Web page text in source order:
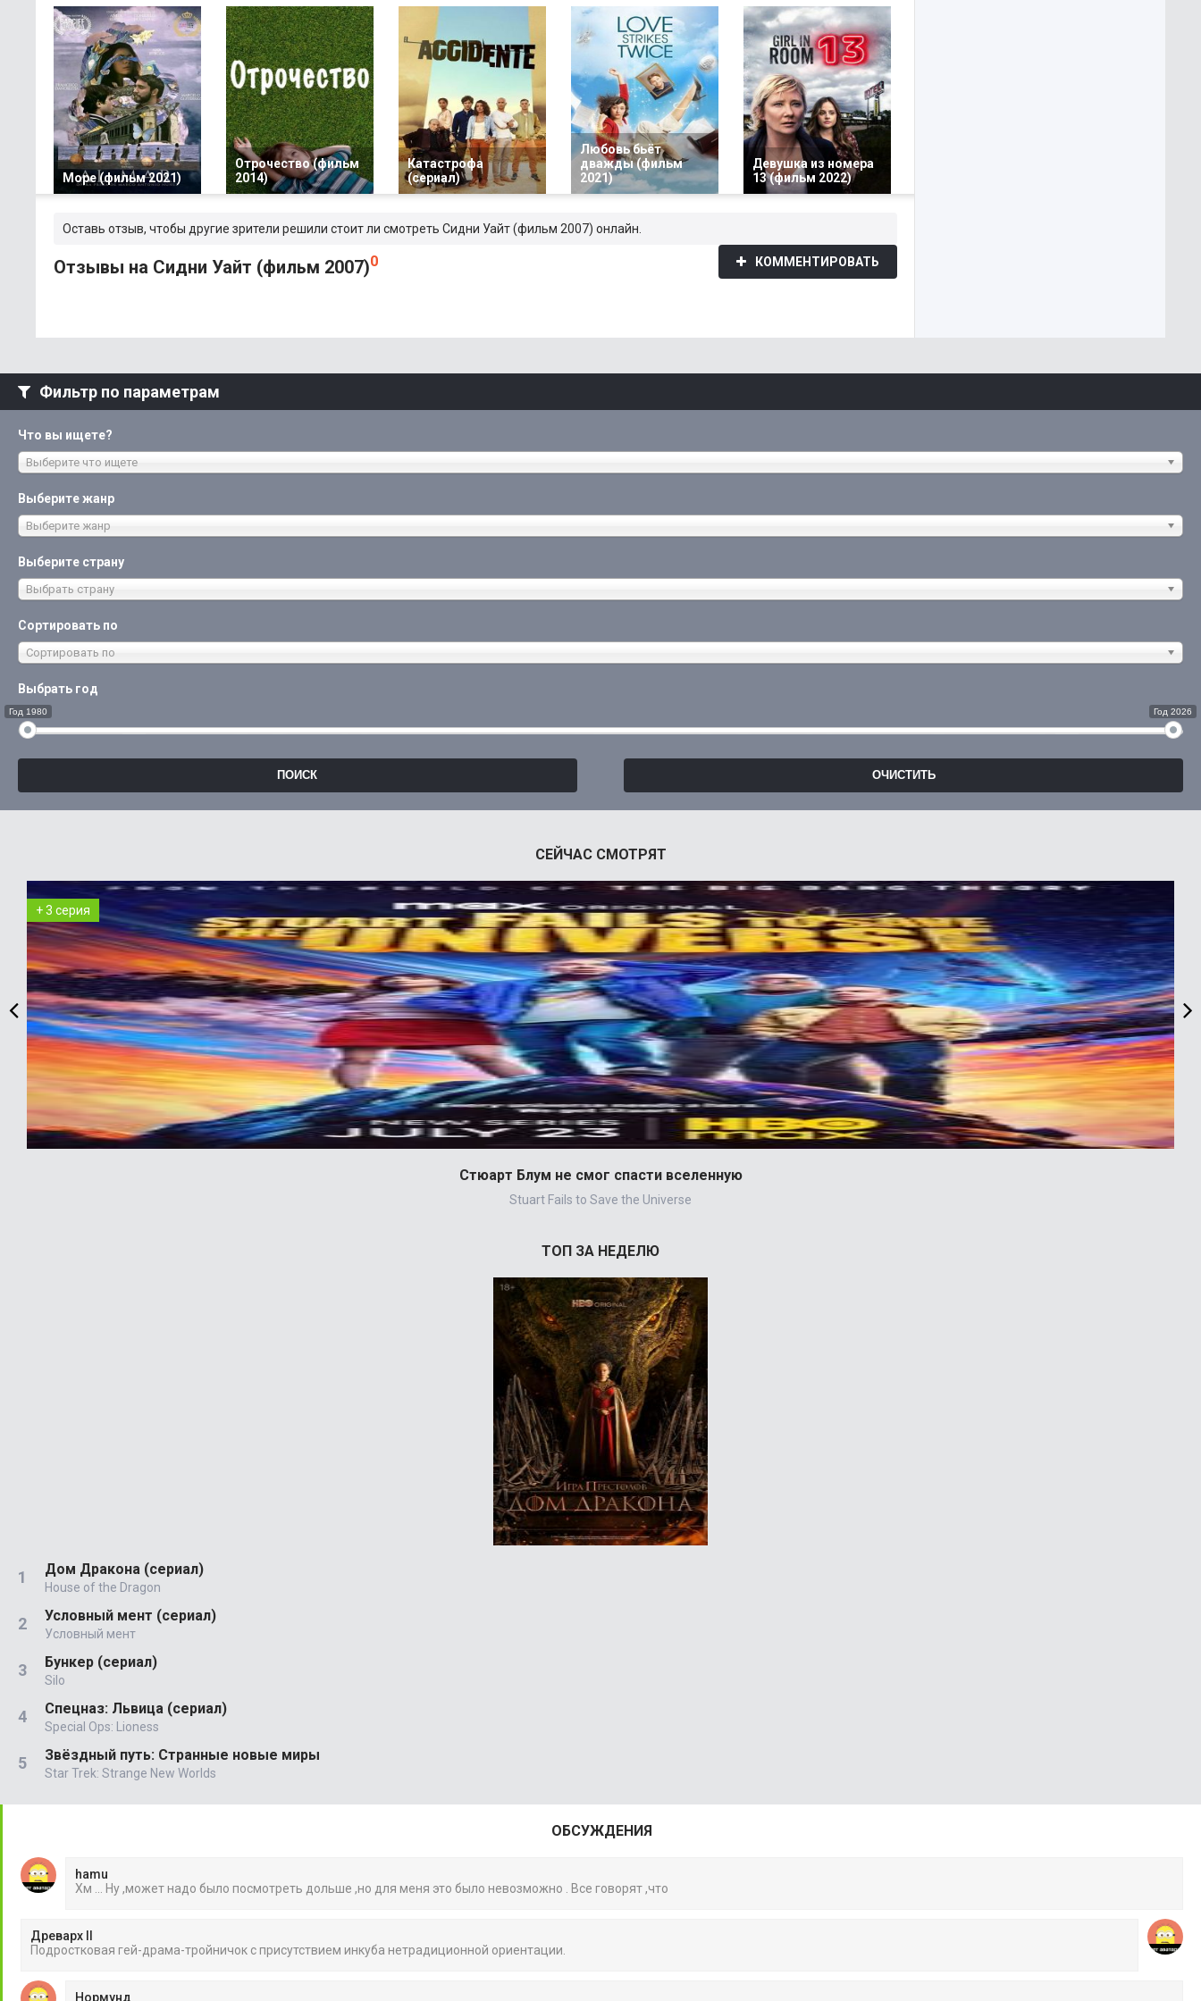
Море (фильм 2021)
Отрочество (фильм
2014)
Катастрофа
(сериал)
Любовь бьёт
дважды (фильм
2021)
Девушка из номера
13 (фильм 2022)
Оставь отзыв, чтобы другие зрители решили стоит ли смотреть Сидни Уайт (фильм 2007) онлайн.
Отзывы на Сидни Уайт (фильм 2007)0 КОММЕНТИРОВАТЬ
Фильтр по параметрам
Что вы ищете?
Выберите что ищете
Выберите жанр
Выберите жанр
Выберите страну
Выбрать страну
Сортировать по
Сортировать по
Выбрать год
Год 1980 Год 2026
СЕЙЧАС СМОТРЯТ
+ 3 серия
Стюарт Блум не смог спасти вселенную
Stuart Fails to Save the Universe
ТОП ЗА НЕДЕЛЮ
Дом Дракона (сериал)
House of the Dragon
Условный мент (сериал)
Условный мент
Бункер (сериал)
Silo
Спецназ: Львица (сериал)
Special Ops: Lioness
Звёздный путь: Странные новые миры
Star Trek: Strange New Worlds
ОБСУЖДЕНИЯ
hamu
Хм ... Ну ,может надо было посмотреть дольше ,но для меня это было невозможно . Все говорят ,что
Древарх II
Подростковая гей-драма-тройничок с присутствием инкуба нетрадиционной ориентации.
Нормунд